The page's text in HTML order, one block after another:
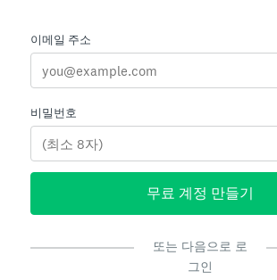
이메일 주소
비밀번호
무료 계정 만들기
또는 다음으로 로
그인